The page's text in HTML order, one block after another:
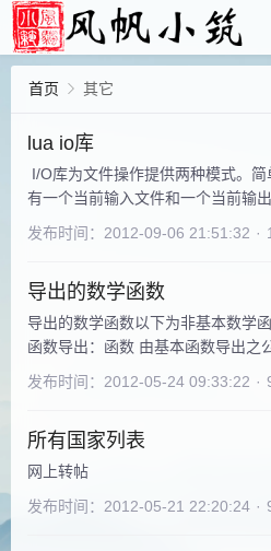
首页 其它
lua io库
I/O库为文件操作提供两种模式。
有一个当前输入文件和一个当前输
件相关的操作。完全模式（
柄来实现。它以一种面对对象的形
适。在本书的前面部分我们一直都
级的文件操作的时候，简单模
发布时间：2012-09-06 21:51:32 ·
导出的数学函数
导出的数学函数以下为非基本数学
函数导出：函数 由基本函数导出之
= 1 / Cos(X) Cosecant（余割）
Cotangent（余切） Cotan(X) = 1 /
发布时间：2012-05-24 09:33:22 ·
所有国家列表
网上转帖
发布时间：2012-05-21 22:20:24 ·